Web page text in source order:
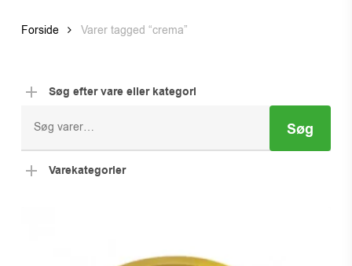
Forside Varer tagged “crema”
Søg efter vare eller kategori
efter:
Søg
Varekategorier